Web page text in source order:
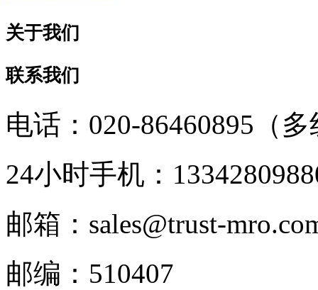
关于我们
联系我们
电话：020-86460895（
24小时手机：
邮箱：sales@trust-
邮编：510407